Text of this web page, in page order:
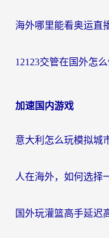
加速国内游戏